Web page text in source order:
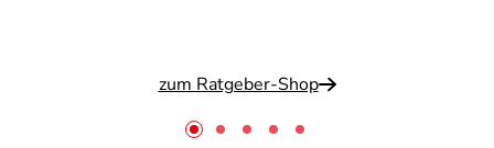
zum Ratgeber-Shop